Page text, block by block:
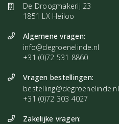
De Droogmakerij 23
1851 LX Heiloo
Algemene vragen:
info@degroenelinde.nl
+31 (0)72 531 8860
Vragen bestellingen:
bestelling@degroenelinde.nl
+31 (0)72 303 4027
Zakelijke vragen: